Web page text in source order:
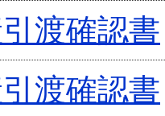
渡確認書
渡確認書